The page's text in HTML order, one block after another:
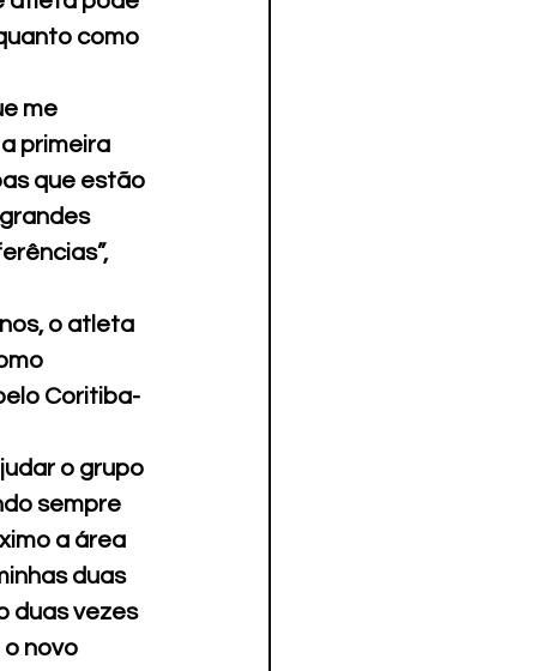
como
me
primeira
que estão
o atleta
Coritiba-
o grupo
sempre
a área
duas
duas vezes
novo